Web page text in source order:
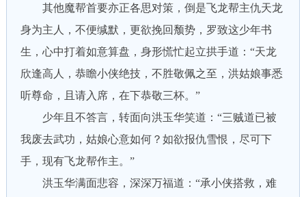
其他魔帮首要亦正各思对策，倒是飞龙帮主仇天龙
身为主人，不便缄默，更欲挽回颓势，罗致这少年书
生，心中打着如意算盘，身形慌忙起立拱手道：“天龙
欣逢高人，恭瞻小侠绝技，不胜敬佩之至，洪姑娘事悉
听尊命，且请入席，在下恭敬三杯。”
少年且不答言，转面向洪玉华笑道：“三贼道已被
我废去武功，姑娘心意如何？如欲报仇雪恨，尽可下
手，现有飞龙帮作主。”
洪玉华满面悲容，深深万福道：“承小侠搭救，难